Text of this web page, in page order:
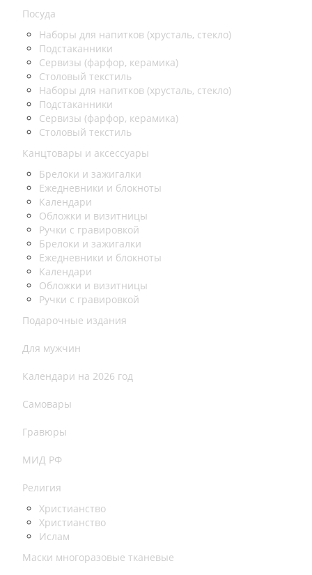
Посуда
Наборы для напитков (хрусталь, стекло)
Подстаканники
Сервизы (фарфор, керамика)
Столовый текстиль
Наборы для напитков (хрусталь, стекло)
Подстаканники
Сервизы (фарфор, керамика)
Столовый текстиль
Канцтовары и аксессуары
Брелоки и зажигалки
Ежедневники и блокноты
Календари
Обложки и визитницы
Ручки с гравировкой
Брелоки и зажигалки
Ежедневники и блокноты
Календари
Обложки и визитницы
Ручки с гравировкой
Подарочные издания
Для мужчин
Календари на 2026 год
Самовары
Гравюры
МИД РФ
Религия
Христианство
Христианство
Ислам
Маски многоразовые тканевые